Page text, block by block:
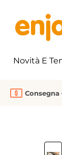
Novità E
Consegna
Salta la